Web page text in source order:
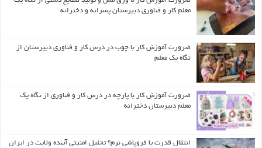
معلم کار و فناوری دبیرستان پسرانه و دخترانه
ضرورت آموزش کار با چوب در درس کار و فناوری دبیرستان از
نگاه یک معلم
ضرورت آموزش کار با پارچه در درس کار و فناوری از نگاه یک
معلم دبیرستان دخترانه
انتقال قدرت یا فروپاشی نرم؟ تحلیل امنیتی آینده ولایت در ایران